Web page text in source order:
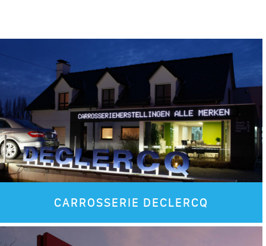
CARROSSERIE DECLERCQ
Images